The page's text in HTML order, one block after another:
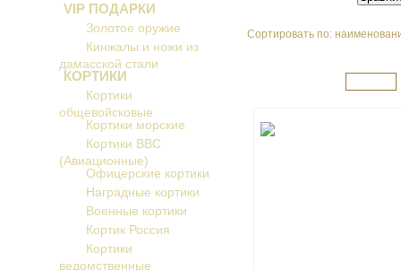
VIP ПОДАРКИ
Золотое оружие
Кинжалы и ножи из
дамасской стали
КОРТИКИ
Кортики
общевойсковые
Кортики морские
Кортики ВВС
(Авиационные)
Офицерские кортики
Наградные кортики
Военные кортики
Кортик Россия
Кортики
ведомственные
Сортировать по: